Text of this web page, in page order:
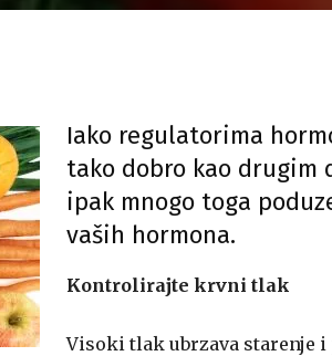
Iako regulatorima
tako dobro kao
ipak mnogo toga
vaših hormona.
Kontrolirajte krvni tlak
Visoki tlak ubrzava starenje i